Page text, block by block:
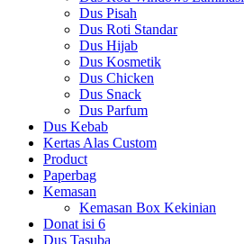
Dus Pisah
Dus Roti Standar
Dus Hijab
Dus Kosmetik
Dus Chicken
Dus Snack
Dus Parfum
Dus Kebab
Kertas Alas Custom
Product
Paperbag
Kemasan
Kemasan Box Kekinian
Donat isi 6
Dus Tasuba